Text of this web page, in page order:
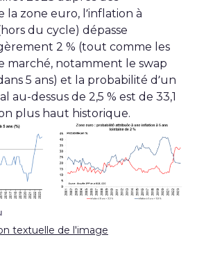
la zone euro, l’inflation à
du cycle) dépasse
2 % (tout comme les
marché, notamment le swap
5 ans) et la probabilité d’un
au-dessus de 2,5 % est de 33,1
plus haut historique.
textuelle de l'image